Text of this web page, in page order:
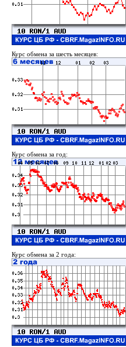
Курс обмена за шесть месяцев:
Курс обмена за год:
Курс обмена за 2 года: